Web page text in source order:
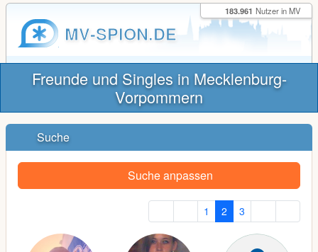
MV-SPION.DE
183.961 Nutzer in MV
Freunde und Singles in Mecklenburg-
Vorpommern
Suche
Suche anpassen
1 2 3